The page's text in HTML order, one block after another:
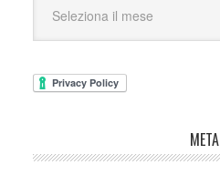
META